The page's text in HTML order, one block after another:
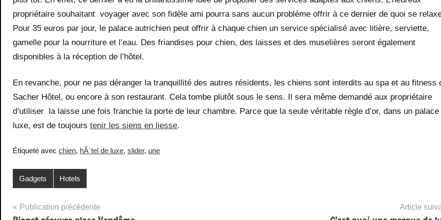
propriétaire souhaitant voyager avec son fidèle ami pourra sans aucun problème offrir à ce dernier de quoi se
Pour 35 euros par jour, le palace autrichien peut offrir à chaque chien un service spécialisé avec litière, serviette,
gamelle pour la nourriture et l’eau. Des friandises pour chien, des laisses et des muselières seront également
disponibles à la réception de l’hôtel.
En revanche, pour ne pas déranger la tranquillité des autres résidents, les chiens sont interdits au spa et au fitness
Sacher Hôtel, ou encore à son restaurant. Cela tombe plutôt sous le sens. Il sera même demandé aux propriétaire
d’utiliser la laisse une fois franchie la porte de leur chambre. Parce que la seule véritable règle d’or, dans un palace
luxe, est de toujours tenir les siens en liesse.
Étiqueté avec chien, hÃ´tel de luxe, slider, une
Gadgets Hotels
Navigation
Publication précédente Article